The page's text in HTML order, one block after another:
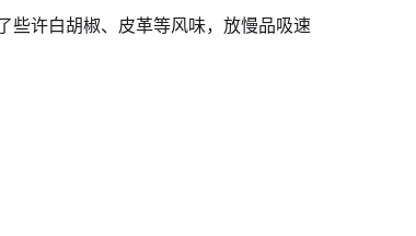
些许白胡椒、皮革等风味，放慢品吸速